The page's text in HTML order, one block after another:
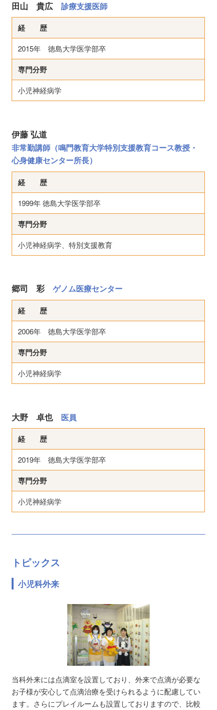
田山 貴広診療支援医師
経 歴
2015年 徳島大学医学部卒
専門分野
小児神経病学
伊藤 弘道
非常勤講師（鳴門教育大学特別支援教育コース教授・
心身健康センター所長）
経 歴
1999年 徳島大学医学部卒
専門分野
小児神経病学、特別支援教育
郷司 彩ゲノム医療センター
経 歴
2006年 徳島大学医学部卒
専門分野
小児神経病学
大野 卓也 医員
経 歴
2019年 徳島大学医学部卒
専門分野
小児神経病学
トピックス
小児科外来
当科外来には点滴室を設置しており、外来で点滴が必要な
お子様が安心して点滴治療を受けられるように配慮してい
ます。さらにプレイルームも設置しておりますので、比較